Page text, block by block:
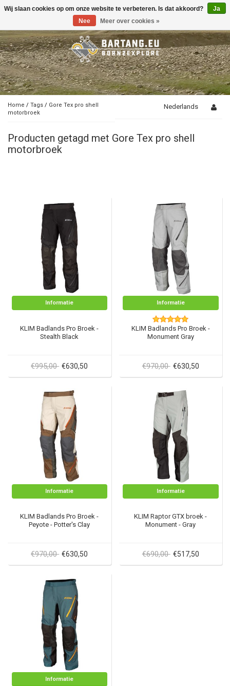
Toggle
Home / Tags / Gore Tex pro shell
motorbroek
Nederlands
Producten getagd met Gore Tex pro shell
motorbroek
Informatie
KLIM Badlands Pro Broek -
Stealth Black
€995,00 €630,50
Informatie
KLIM Badlands Pro Broek -
Monument Gray
€970,00 €630,50
Informatie
KLIM Badlands Pro Broek -
Peyote - Potter's Clay
€970,00 €630,50
Informatie
KLIM Raptor GTX broek -
Monument - Gray
€690,00 €517,50
Informatie
Wij slaan cookies op om onze website te verbeteren. Is dat akkoord?
Ja
Nee
Meer over cookies »